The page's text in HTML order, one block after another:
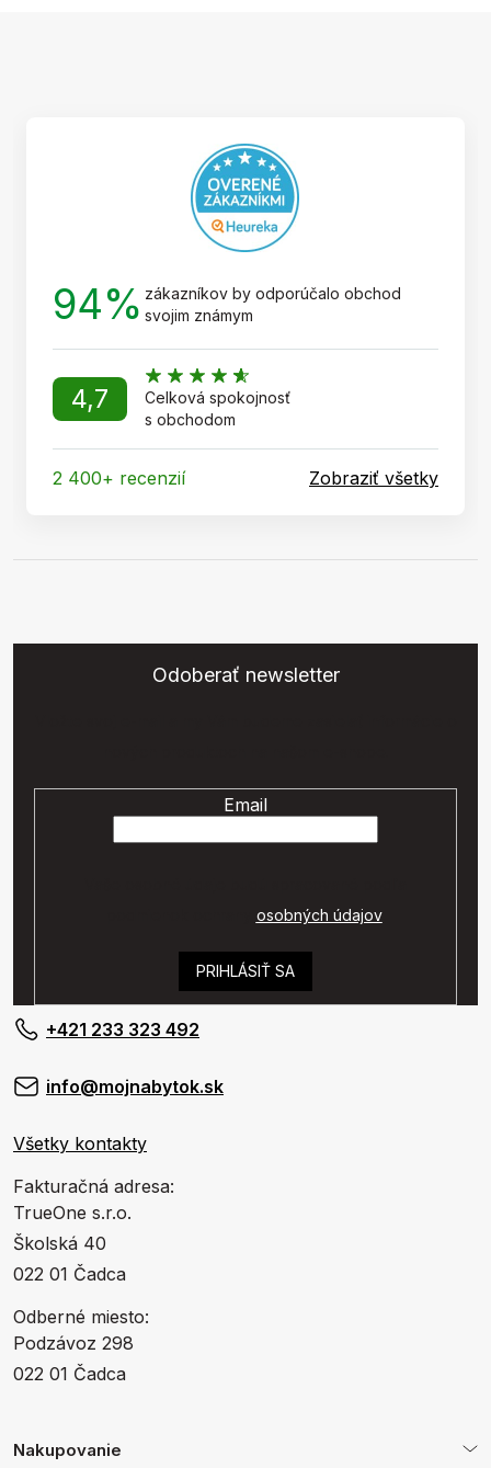
94% zákazníkov by odporúčalo obchod
svojim známym
4,7
Celková spokojnosť
s obchodom
2 400+ recenzií Zobraziť všetky
Odoberať newsletter
Email
osobných údajov.
PRIHLÁSIŤ SA
+421 233 323 492
info@mojnabytok.sk
Všetky kontakty
Fakturačná adresa:
TrueOne s.r.o.
Školská 40
022 01 Čadca
Odberné miesto:
Podzávoz 298
022 01 Čadca
Nakupovanie